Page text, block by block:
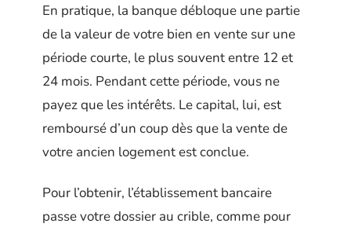
En pratique, la banque débloque une partie
de la valeur de votre bien en vente sur une
période courte, le plus souvent entre 12 et
24 mois. Pendant cette période, vous ne
payez que les intérêts. Le capital, lui, est
remboursé d’un coup dès que la vente de
votre ancien logement est conclue.
Pour l’obtenir, l’établissement bancaire
passe votre dossier au crible, comme pour